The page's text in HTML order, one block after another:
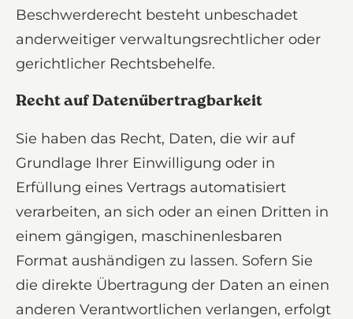
Beschwerderecht besteht unbeschadet
anderweitiger verwaltungsrechtlicher oder
gerichtlicher Rechtsbehelfe.
Recht auf Daten­übertrag­barkeit
Sie haben das Recht, Daten, die wir auf
Grundlage Ihrer Einwilligung oder in
Erfüllung eines Vertrags automatisiert
verarbeiten, an sich oder an einen Dritten in
einem gängigen, maschinenlesbaren
Format aushändigen zu lassen. Sofern Sie
die direkte Übertragung der Daten an einen
anderen Verantwortlichen verlangen, erfolgt